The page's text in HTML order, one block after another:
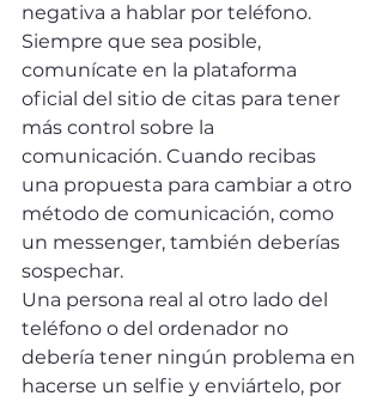
negativa a hablar por teléfono.
Siempre que sea posible,
comunícate en la plataforma
oficial del sitio de citas para tener
más control sobre la
comunicación. Cuando recibas
una propuesta para cambiar a otro
método de comunicación, como
un messenger, también deberías
sospechar.
Una persona real al otro lado del
teléfono o del ordenador no
debería tener ningún problema en
hacerse un selfie y enviártelo, por